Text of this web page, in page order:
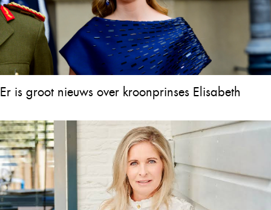
Er is groot nieuws over kroonprinses Elisabeth